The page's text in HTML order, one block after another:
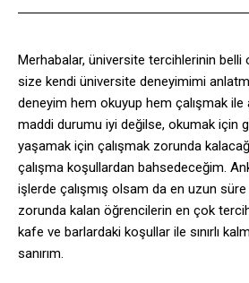
Merhabalar, üniversite tercihlerinin belli
size kendi üniversite deneyimimi
deneyim hem okuyup hem çalışmak ile
maddi durumu iyi değilse, okumak için
yaşamak için çalışmak zorunda
çalışma koşullardan bahsedeceğim.
işlerde çalışmış olsam da en uzun süre
zorunda kalan öğrencilerin en çok
kafe ve barlardaki koşullar ile sınırlı
sanırım.